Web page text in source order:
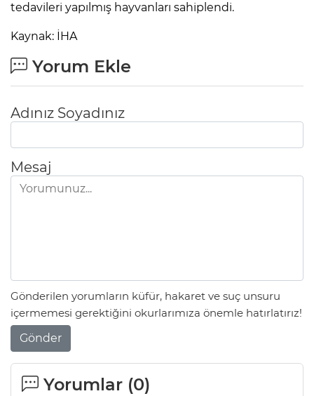
tedavileri yapılmış hayvanları sahiplendi.
Kaynak: İHA
Yorum Ekle
Adınız Soyadınız
Mesaj
Gönderilen yorumların küfür, hakaret ve suç unsuru
içermemesi gerektiğini okurlarımıza önemle hatırlatırız!
Gönder
Yorumlar (0)